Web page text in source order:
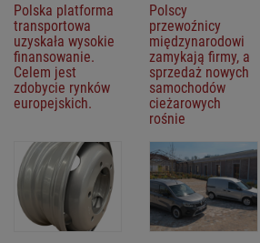
Polska platforma
transportowa
uzyskała wysokie
finansowanie.
Celem jest
zdobycie rynków
europejskich.
Polscy
przewoźnicy
międzynarodowi
zamykają firmy, a
sprzedaż nowych
samochodów
cieżarowych
rośnie